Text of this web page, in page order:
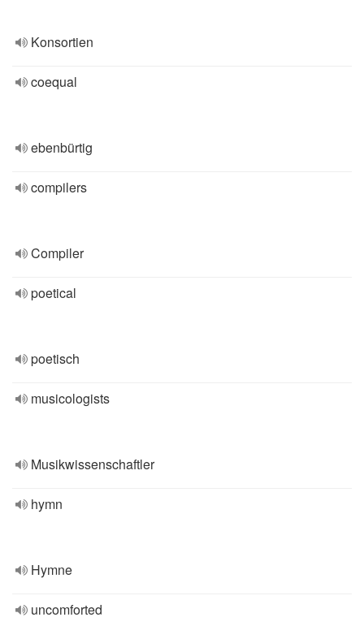
Konsortien
coequal
ebenbürtig
compilers
Compiler
poetical
poetisch
musicologists
Musikwissenschaftler
hymn
Hymne
uncomforted